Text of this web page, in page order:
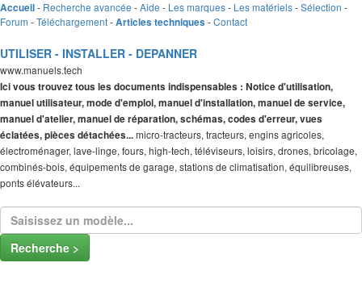
Accueil- Recherche avancée -Aide - Les marques- Les matériels-Sélection -
Forum -Téléchargement-Articles techniques -Contact
UTILISER - INSTALLER - DEPANNER
www.manuels.tech
Ici vous trouvez tous les documents indispensables : Notice d'utilisation,
manuel utilisateur, mode d'emploi, manuel d'installation, manuel de service,
manuel d'atelier, manuel de réparation, schémas, codes d'erreur, vues
éclatées, pièces détachées...micro-tracteurs, tracteurs, engins agricoles,
électroménager, lave-linge, fours, high-tech, téléviseurs, loisirs, drones, bricolage,
combinés-bois, équipements de garage, stations de climatisation, équilibreuses,
ponts élévateurs...
Recherche >